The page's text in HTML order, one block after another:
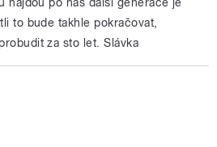
to bude takhle pokračovat,
za sto let. Slávka